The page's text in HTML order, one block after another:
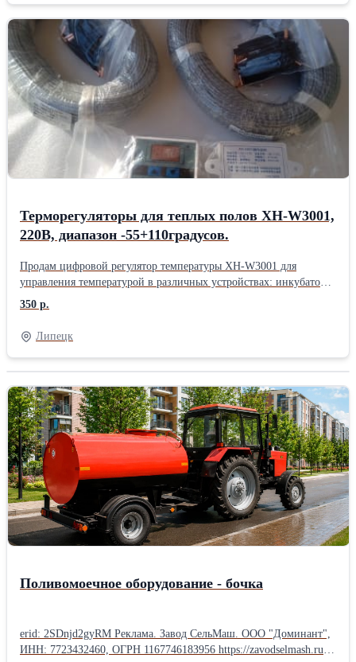
350руб. В наличии 5шт. При покупке от 2- х штук любой
позиции скидка 10% Дополнительная информация по запросу.
Терморегуляторы для теплых полов XH-W3001,
220В, диапазон -55+110градусов.
Продам цифровой регулятор температуры XH-W3001 для
управления температурой в различных устройствах: инкубаторы,
теплые полы, обогреватели, аквариумы и холодильники.
Регулятор имеет влагонепроницаемое исполнение и метровый
провод с термистором 10К NTC. Устройство имеет простой и
понятный интерфейс, который позволяет легко управлять
температурой. Параметры: Диапазон регулирования
0,1 °C. Мощность нагрузки: 1500 Вт. Входящий сигнал:
термистор 10K NTC водонепроницаемое исполнение на
метровом проводе. Выходная мощность: макс. 10А. Размер
внешнего вида: 60 * 45 * 31 мм. В наличии 4 шт. Цена 350 руб/
шт. Есть комплекты кабеля 100 м (20 гильз на комплект) с
терморегуляторами XH-W3001 в количестве 2шт, монтажная
лента для кабеля оцинковка длиной 10 м или 12 м. Цена
комплекта - 2000 руб. Дополнительная информация по запросу.
350 р.
Липецк
Поливомоечное оборудование - бочка
erid: 2SDnjd2gyRM Реклама. Завод СельМаш. ООО "Доминант",
ИНН: 772З4З2460, ОГРН 116774618З956 https://zavodselmash.ru/?